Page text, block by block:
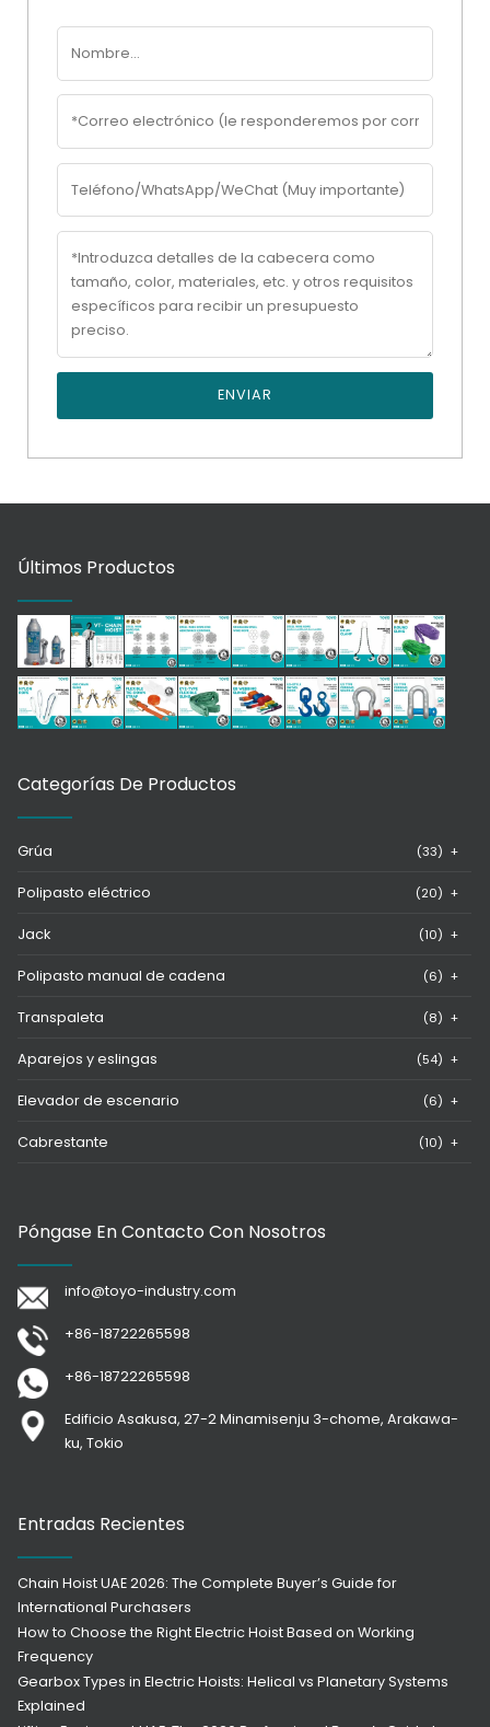
ENVIAR
Últimos Productos
Categorías De Productos
Grúa (33) +
Polipasto eléctrico (20) +
Jack (10) +
Polipasto manual de cadena (6) +
Transpaleta (8) +
Aparejos y eslingas (54) +
Elevador de escenario (6) +
Cabrestante (10) +
Póngase En Contacto Con Nosotros
info@toyo-industry.com
+86-18722265598
+86-18722265598
Edificio Asakusa, 27-2 Minamisenju 3-chome, Arakawa-
ku, Tokio
Entradas Recientes
Chain Hoist UAE 2026: The Complete Buyer’s Guide for
International Purchasers
How to Choose the Right Electric Hoist Based on Working
Frequency
Gearbox Types in Electric Hoists: Helical vs Planetary Systems
Explained